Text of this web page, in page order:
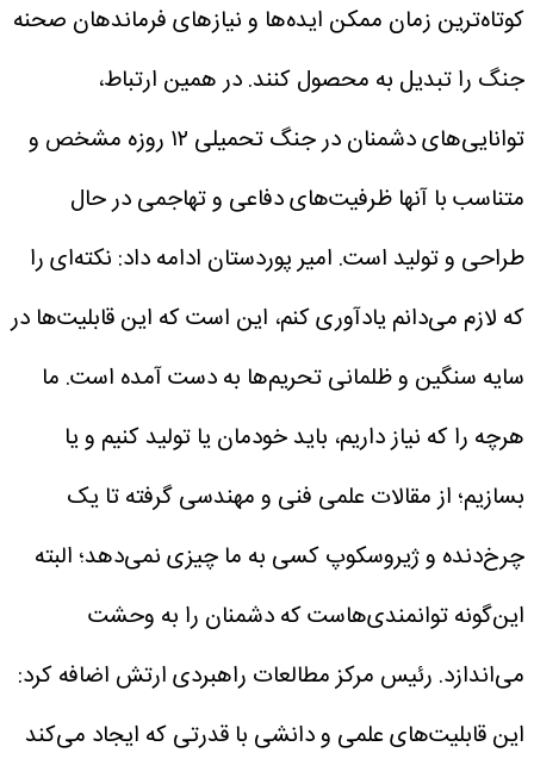
کوتاه‌ترین زمان ممکن ایده‌ها و نیازهای فرماندهان صحنه
جنگ را تبدیل به محصول کنند. در همین ارتباط،
توانایی‌های دشمنان در جنگ تحمیلی ۱۲ روزه مشخص و
متناسب با آنها ظرفیت‌های دفاعی و تهاجمی در حال
طراحی و تولید است. امیر پوردستان ادامه داد: نکته‌ای را
که لازم می‌دانم یادآوری کنم، این است که این قابلیت‌ها در
سایه سنگین و ظلمانی تحریم‌ها به دست آمده است. ما
هرچه را که نیاز داریم، باید خودمان یا تولید کنیم و یا
بسازیم؛ از مقالات علمی فنی و مهندسی گرفته تا یک
چرخ‌دنده و ژیروسکوپ کسی به ما چیزی نمی‌دهد؛ البته
این‌گونه توانمندی‌هاست که دشمنان را به وحشت
می‌اندازد. رئیس مرکز مطالعات راهبردی ارتش اضافه کرد:
این قابلیت‌های علمی و دانشی با قدرتی که ایجاد می‌کند